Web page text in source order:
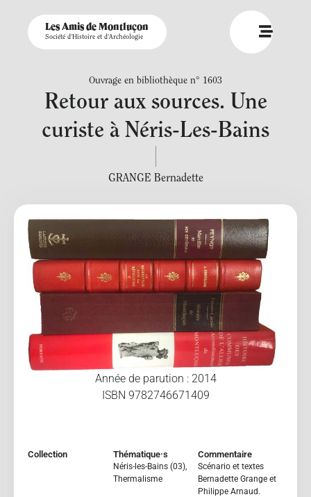
Les Amis de Montluçon
Société d'Histoire et d'Archéologie
Ouvrage en bibliothèque n° 1603
Retour aux sources. Une
curiste à Néris-Les-Bains
GRANGE Bernadette
Année de parution : 2014
ISBN 9782746671409
Collection Thématique·s
Néris-les-Bains (03),
Thermalisme
Commentaire
Scénario et textes
Bernadette Grange et
Philippe Arnaud.